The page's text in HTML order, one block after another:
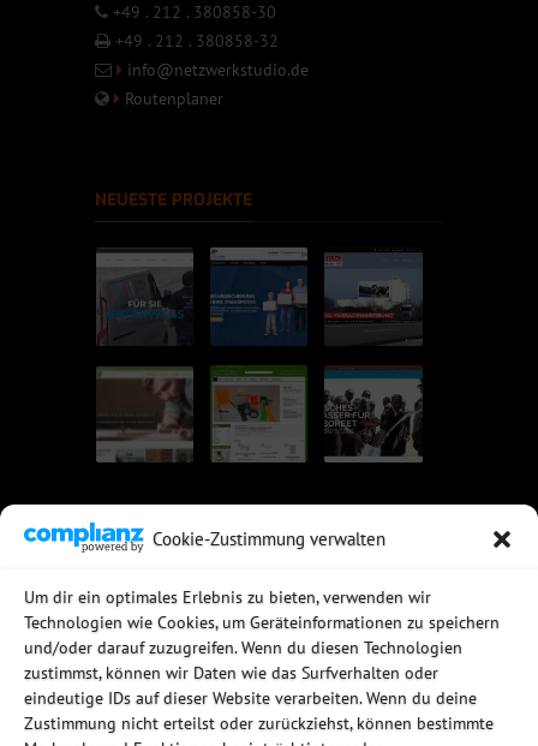
Cookie-Zustimmung verwalten
Um dir ein optimales Erlebnis zu bieten, verwenden wir
Technologien wie Cookies, um Geräteinformationen zu speichern
und/oder darauf zuzugreifen. Wenn du diesen Technologien
zustimmst, können wir Daten wie das Surfverhalten oder
eindeutige IDs auf dieser Website verarbeiten. Wenn du deine
Zustimmung nicht erteilst oder zurückziehst, können bestimmte
+49 . 212 . 380858-30
+49 . 212 . 380858-32
info@netzwerkstudio.de
Routenplaner
NEUESTE PROJEKTE
Rechtssichere Email-Archivierung
MDaemon Mail- & Groupwareserver
Virtualisierung mit vmWare
Sophos UTM - Mehr als eine Firewall